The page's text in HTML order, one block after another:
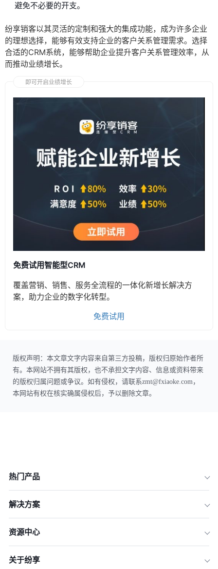
避免不必要的开支。
纷享销客以其灵活的定制和强大的集成功能，成为许多企业
的理想选择，能够有效支持企业的客户关系管理需求。选择
合适的CRM系统，能够帮助企业提升客户关系管理效率，从
而推动业绩增长。
即可开启业绩增长
免费试用智能型CRM
覆盖营销、销售、服务全流程的一体化新增长解决方
案，助力企业的数字化转型。
免费试用
版权声明：本文章文字内容来自第三方投稿，版权归原始作者所
有。本网站不拥有其版权，也不承担文字内容、信息或资料带来
的版权归属问题或争议。如有侵权，请联系zmt@fxiaoke.com，
本网站有权在核实确属侵权后，予以删除文章。
热门产品
解决方案
资源中心
关于纷享